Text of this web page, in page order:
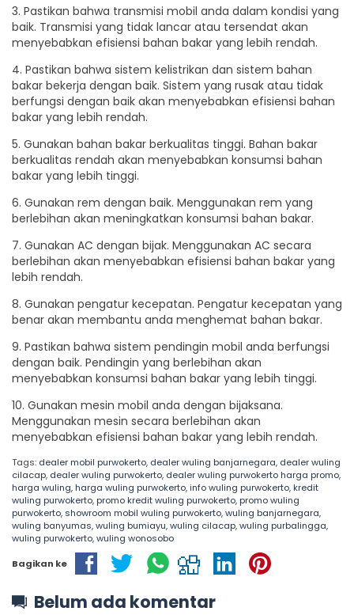
3. Pastikan bahwa transmisi mobil anda dalam kondisi yang
baik. Transmisi yang tidak lancar atau tersendat akan
menyebabkan efisiensi bahan bakar yang lebih rendah.
4. Pastikan bahwa sistem kelistrikan dan sistem bahan
bakar bekerja dengan baik. Sistem yang rusak atau tidak
berfungsi dengan baik akan menyebabkan efisiensi bahan
bakar yang lebih rendah.
5. Gunakan bahan bakar berkualitas tinggi. Bahan bakar
berkualitas rendah akan menyebabkan konsumsi bahan
bakar yang lebih tinggi.
6. Gunakan rem dengan baik. Menggunakan rem yang
berlebihan akan meningkatkan konsumsi bahan bakar.
7. Gunakan AC dengan bijak. Menggunakan AC secara
berlebihan akan menyebabkan efisiensi bahan bakar yang
lebih rendah.
8. Gunakan pengatur kecepatan. Pengatur kecepatan yang
benar akan membantu anda menghemat bahan bakar.
9. Pastikan bahwa sistem pendingin mobil anda berfungsi
dengan baik. Pendingin yang berlebihan akan
menyebabkan konsumsi bahan bakar yang lebih tinggi.
10. Gunakan mesin mobil anda dengan bijaksana.
Menggunakan mesin secara berlebihan akan
menyebabkan efisiensi bahan bakar yang lebih rendah.
Tags: dealer mobil purwokerto, dealer wuling banjarnegara, dealer wuling
cilacap, dealer wuling purwokerto, dealer wuling purwokerto harga promo,
harga wuling,harga wuling purwokerto,info wuling purwokerto,kredit
wuling purwokerto,promo kredit wuling purwokerto,promo wuling
purwokerto, showroom mobil wuling purwokerto,wuling banjarnegara,
wuling banyumas,wuling bumiayu,wuling cilacap,wuling purbalingga,
wuling purwokerto,wuling wonosobo
Bagikan ke
Belum ada komentar